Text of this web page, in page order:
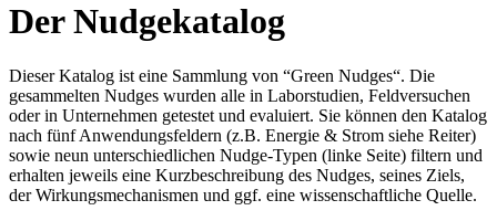
Der Nudgekatalog
Dieser Katalog ist eine Sammlung von “Green Nudges“. Die
gesammelten Nudges wurden alle in Laborstudien, Feldversuchen
oder in Unternehmen getestet und evaluiert. Sie können den Katalog
nach fünf Anwendungsfeldern (z.B. Energie & Strom siehe Reiter)
sowie neun unterschiedlichen Nudge-Typen (linke Seite) filtern und
erhalten jeweils eine Kurzbeschreibung des Nudges, seines Ziels,
der Wirkungsmechanismen und ggf. eine wissenschaftliche Quelle.